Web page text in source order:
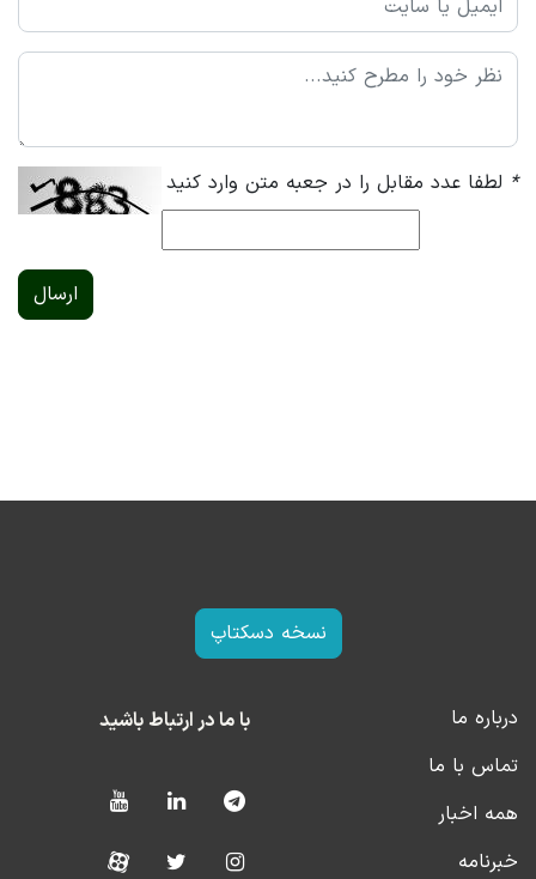
* لطفا عدد مقابل را در جعبه متن وارد کنید
ارسال
نسخه دسکتاپ
درباره ما
تماس با ما
همه اخبار
خبرنامه
با ما در ارتباط باشید